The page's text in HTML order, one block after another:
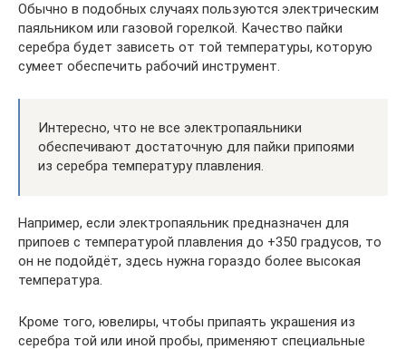
Обычно в подобных случаях пользуются электрическим
паяльником или газовой горелкой. Качество пайки
серебра будет зависеть от той температуры, которую
сумеет обеспечить рабочий инструмент.
Интересно, что не все электропаяльники
обеспечивают достаточную для пайки припоями
из серебра температуру плавления.
Например, если электропаяльник предназначен для
припоев с температурой плавления до +350 градусов, то
он не подойдёт, здесь нужна гораздо более высокая
температура.
Кроме того, ювелиры, чтобы припаять украшения из
серебра той или иной пробы, применяют специальные